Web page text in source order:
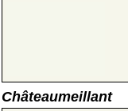
Châteaumeillant